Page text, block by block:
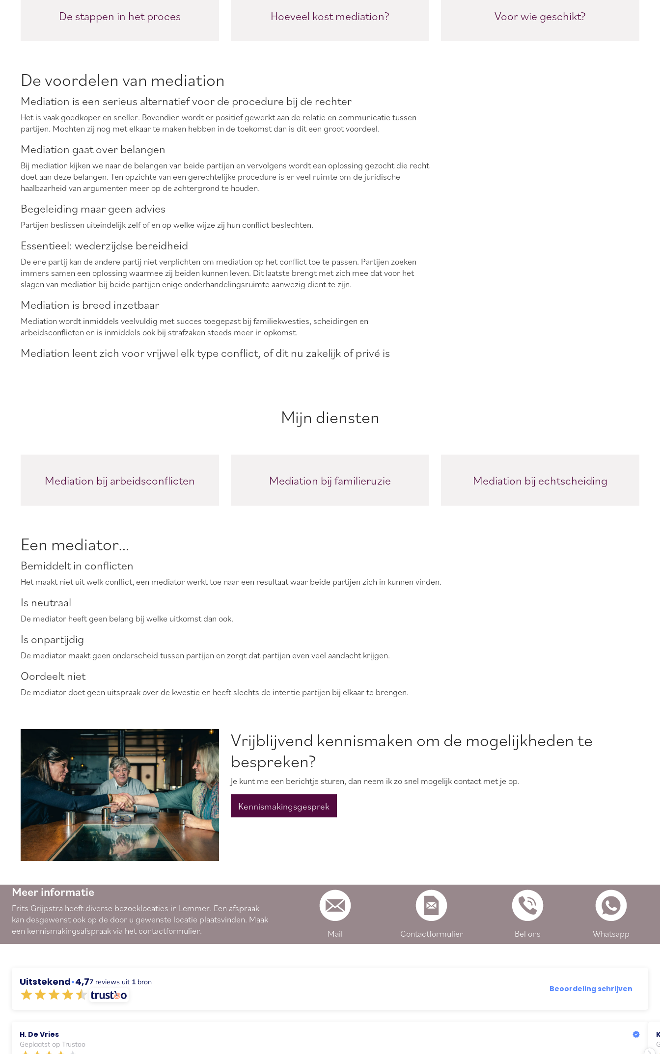
De stappen in het proces Hoeveel kost mediation? Voor wie geschikt?
De voordelen van mediation
Mediation is een serieus alternatief voor de procedure bij de rechter
Het is vaak goedkoper en sneller. Bovendien wordt er positief gewerkt aan de relatie en communicatie tussen
partijen. Mochten zij nog met elkaar te maken hebben in de toekomst dan is dit een groot voordeel.
Mediation gaat over belangen
Bij mediation kijken we naar de belangen van beide partijen en vervolgens wordt een oplossing gezocht die recht
doet aan deze belangen. Ten opzichte van een gerechtelijke procedure is er veel ruimte om de juridische
haalbaarheid van argumenten meer op de achtergrond te houden.
Begeleiding maar geen advies
Partijen beslissen uiteindelijk zelf of en op welke wijze zij hun conflict beslechten.
Essentieel: wederzijdse bereidheid
De ene partij kan de andere partij niet verplichten om mediation op het conflict toe te passen. Partijen zoeken
immers samen een oplossing waarmee zij beiden kunnen leven. Dit laatste brengt met zich mee dat voor het
slagen van mediation bij beide partijen enige onderhandelingsruimte aanwezig dient te zijn.
Mediation is breed inzetbaar
Mediation wordt inmiddels veelvuldig met succes toegepast bij familiekwesties, scheidingen en
arbeidsconflicten en is inmiddels ook bij strafzaken steeds meer in opkomst.
Mediation leent zich voor vrijwel elk type conflict, of dit nu zakelijk of privé is
Mijn diensten
Mediation bij arbeidsconflicten Mediation bij familieruzie Mediation bij echtscheiding
Een mediator…
Bemiddelt in conflicten
Het maakt niet uit welk conflict, een mediator werkt toe naar een resultaat waar beide partijen zich in kunnen vinden.
Is neutraal
De mediator heeft geen belang bij welke uitkomst dan ook.
Is onpartijdig
De mediator maakt geen onderscheid tussen partijen en zorgt dat partijen even veel aandacht krijgen.
Oordeelt niet
De mediator doet geen uitspraak over de kwestie en heeft slechts de intentie partijen bij elkaar te brengen.
Vrijblijvend kennismaken om de mogelijkheden te
bespreken?
Je kunt me een berichtje sturen, dan neem ik zo snel mogelijk contact met je op.
Kennismakingsgesprek
Meer informatie
Frits Grijpstra heeft diverse bezoeklocaties in Lemmer. Een afspraak
kan desgewenst ook op de door u gewenste locatie plaatsvinden. Maak
een kennismakingsafspraak via het contactformulier. Mail Contactformulier Bel ons Whatsapp
Uitstekend•4,77 reviews uit 1 bron
Beoordeling schrijven
H. De Vries
Geplaatst op Trustoo